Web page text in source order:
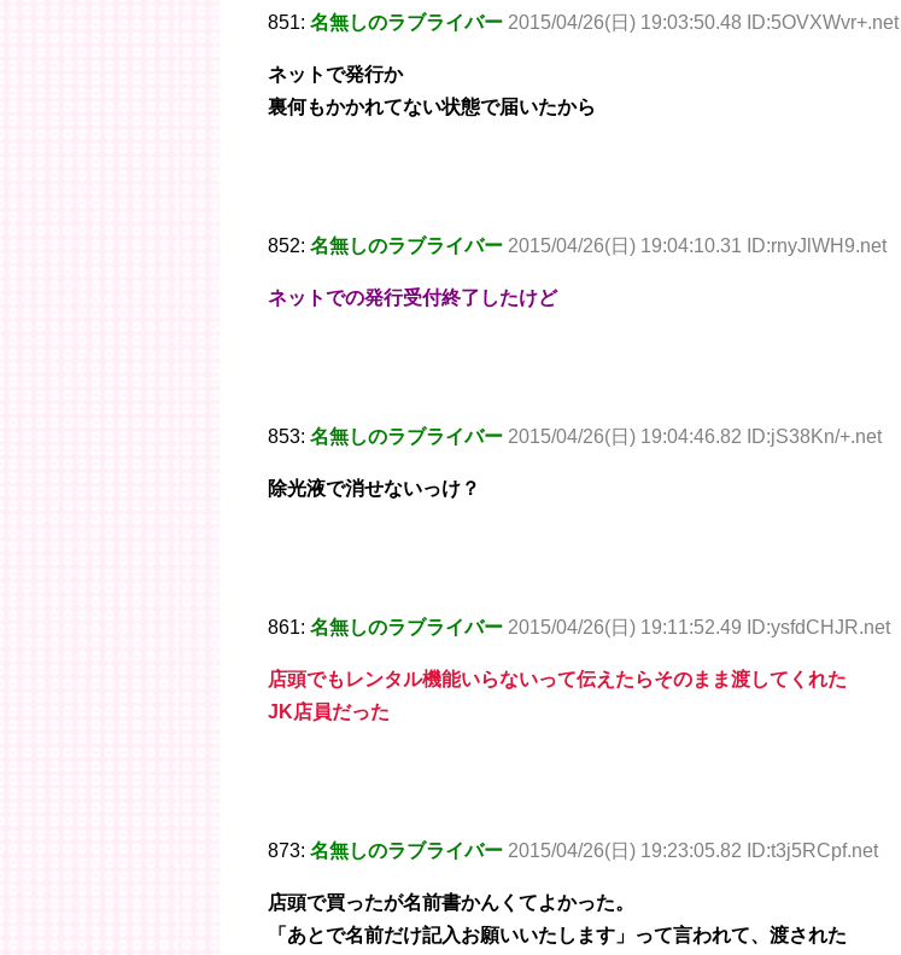
851: 名無しのラブライバー 2015/04/26(日) 19:03:50.48 ID:5OVXWvr+.net
ネットで発行か
裏何もかかれてない状態で届いたから
852: 名無しのラブライバー 2015/04/26(日) 19:04:10.31 ID:rnyJlWH9.net
ネットでの発行受付終了したけど
853: 名無しのラブライバー 2015/04/26(日) 19:04:46.82 ID:jS38Kn/+.net
除光液で消せないっけ？
861: 名無しのラブライバー 2015/04/26(日) 19:11:52.49 ID:ysfdCHJR.net
店頭でもレンタル機能いらないって伝えたらそのまま渡してくれた
JK店員だった
873: 名無しのラブライバー 2015/04/26(日) 19:23:05.82 ID:t3j5RCpf.net
店頭で買ったが名前書かんくてよかった。
「あとで名前だけ記入お願いいたします」って言われて、渡された